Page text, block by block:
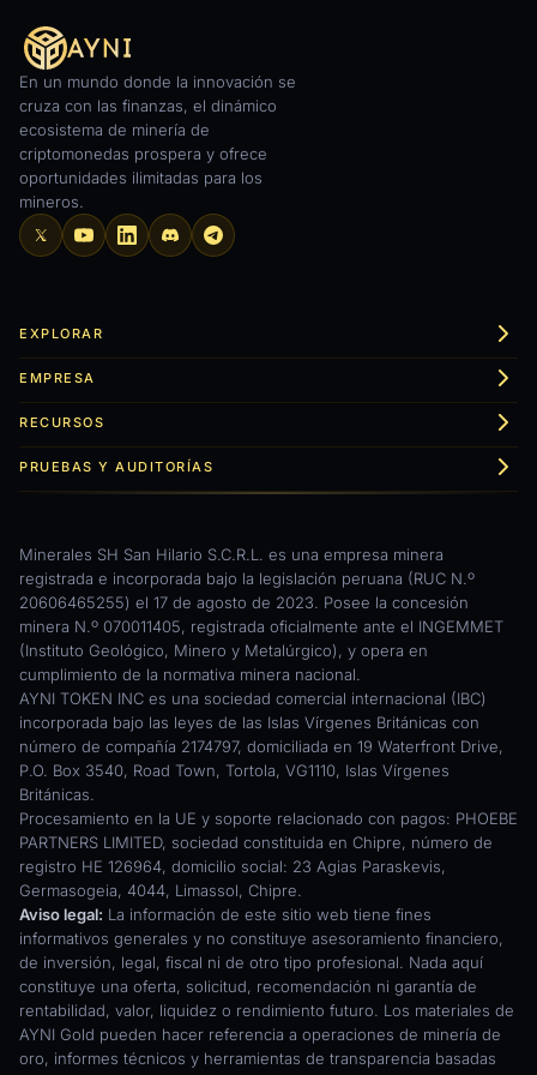
En un mundo donde la innovación se
cruza con las finanzas, el dinámico
ecosistema de minería de
criptomonedas prospera y ofrece
oportunidades ilimitadas para los
mineros.
EXPLORAR
EMPRESA
RECURSOS
PRUEBAS Y AUDITORÍAS
Minerales SH San Hilario S.C.R.L. es una empresa minera
registrada e incorporada bajo la legislación peruana (RUC N.º
20606465255) el 17 de agosto de 2023. Posee la concesión
minera N.º 070011405, registrada oficialmente ante el INGEMMET
(Instituto Geológico, Minero y Metalúrgico), y opera en
cumplimiento de la normativa minera nacional.
AYNI TOKEN INC es una sociedad comercial internacional (IBC)
incorporada bajo las leyes de las Islas Vírgenes Británicas con
número de compañía 2174797, domiciliada en 19 Waterfront Drive,
P.O. Box 3540, Road Town, Tortola, VG1110, Islas Vírgenes
Británicas.
Procesamiento en la UE y soporte relacionado con pagos: PHOEBE
PARTNERS LIMITED, sociedad constituida en Chipre, número de
registro HE 126964, domicilio social: 23 Agias Paraskevis,
Germasogeia, 4044, Limassol, Chipre.
Aviso legal: La información de este sitio web tiene fines
informativos generales y no constituye asesoramiento financiero,
de inversión, legal, fiscal ni de otro tipo profesional. Nada aquí
constituye una oferta, solicitud, recomendación ni garantía de
rentabilidad, valor, liquidez o rendimiento futuro. Los materiales de
AYNI Gold pueden hacer referencia a operaciones de minería de
oro, informes técnicos y herramientas de transparencia basadas